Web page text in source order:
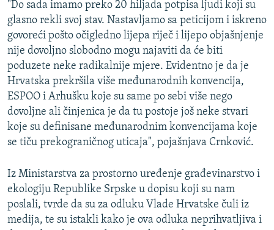
"Do sada imamo preko 20 hiljada potpisa ljudi koji su
glasno rekli svoj stav. Nastavljamo sa peticijom i iskreno
govoreći pošto očigledno lijepa riječ i lijepo objašnjenje
nije dovoljno slobodno mogu najaviti da će biti
poduzete neke radikalnije mjere. Evidentno je da je
Hrvatska prekršila više međunarodnih konvencija,
ESPOO i Arhušku koje su same po sebi više nego
dovoljne ali činjenica je da tu postoje još neke stvari
koje su definisane međunarodnim konvencijama koje
se tiču prekograničnog uticaja", pojašnjava Crnković.
Iz Ministarstva za prostorno uređenje građevinarstvo i
ekologiju Republike Srpske u dopisu koji su nam
poslali, tvrde da su za odluku Vlade Hrvatske čuli iz
medija, te su istakli kako je ova odluka neprihvatljiva i